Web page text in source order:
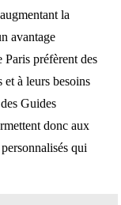
la
avantage
Paris préfèrent des
et à leurs besoins
Guides
donc aux
qui